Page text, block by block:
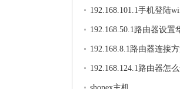
192.168.101.1手机登陆
192.168.50.1路由器设置
192.168.8.1路由器连接
192.168.124.1路由器怎